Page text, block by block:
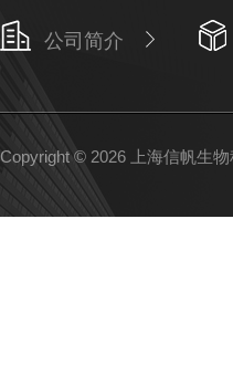
公司简介
Copyright © 2026 上海信帆生